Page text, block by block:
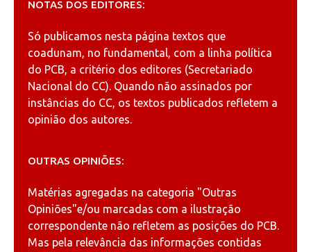
NOTAS DOS EDITORES:
Só publicamos nesta página textos que
coadunam, no fundamental, com a linha política
do PCB, a critério dos editores (Secretariado
Nacional do CC). Quando não assinados por
instâncias do CC, os textos publicados refletem a
opinião dos autores.
OUTRAS OPINIÕES:
Matérias agregadas na categoria "Outras
Opiniões"e/ou marcadas com a ilustração
correspondente não refletem as posições do PCB.
Mas pela relevância das informações contidas